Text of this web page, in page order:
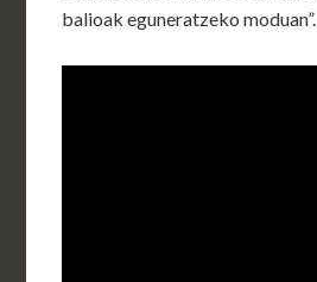
balioak eguneratzeko moduan”.